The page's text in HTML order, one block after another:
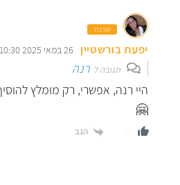
עורכת
יפעת בורשטיין 26 במאי 2025 10:30
תגובה לרנה
היי רנה, אפשרי, רק מומלץ
🤗
הגב